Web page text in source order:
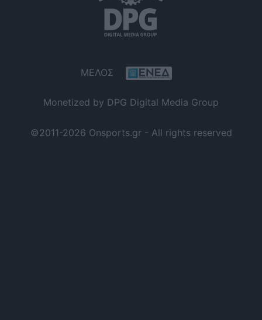
ΜΕΛΟΣ
Monetized by DPG Digital Media Group
©2011-2026 Onsports.gr - All rights reserved